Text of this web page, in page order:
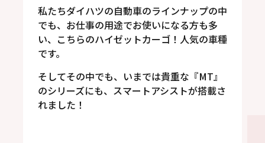
私たちダイハツの自動車のラインナップの中
でも、お仕事の用途でお使いになる方も多
い、こちらのハイゼットカーゴ！人気の車種
です。
そしてその中でも、いまでは貴重な『MT』
のシリーズにも、スマートアシストが搭載さ
れました！